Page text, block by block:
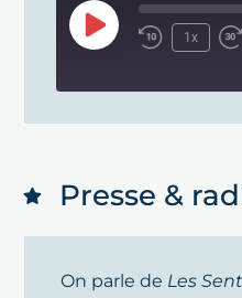
1x
LINK
Presse &
On parle de Les